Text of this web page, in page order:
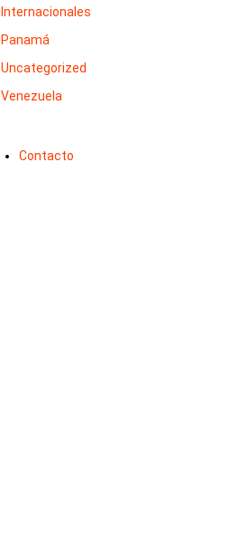
Internacionales
Panamá
Uncategorized
Venezuela
Contacto